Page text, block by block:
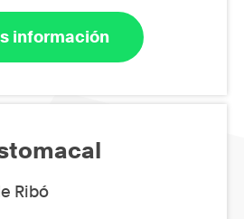
información
Ribó